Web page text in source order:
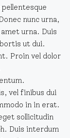
pellentesque
nunc urna,
urna. Duis
ut dui.
Proin vel dolor
vel finibus dui
in in erat.
sollicitudin
Duis interdum